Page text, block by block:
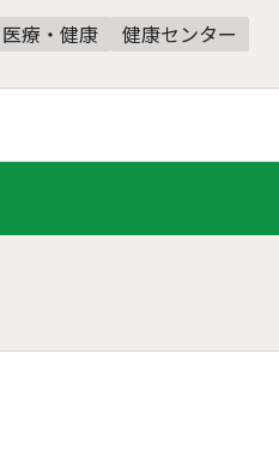
医療・健康 健康センター